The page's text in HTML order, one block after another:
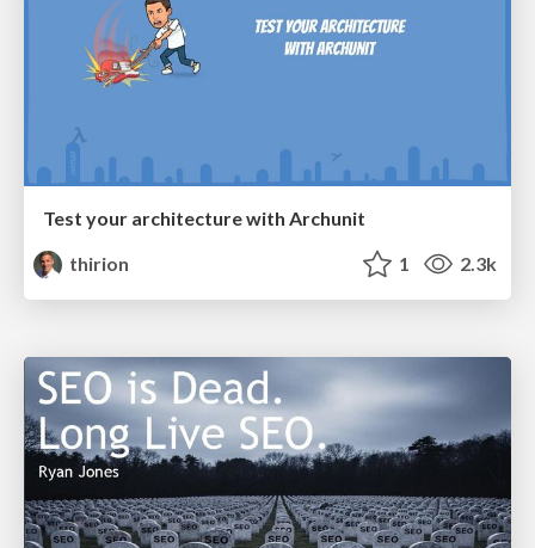
Test your architecture with Archunit
thirion
1 2.3k